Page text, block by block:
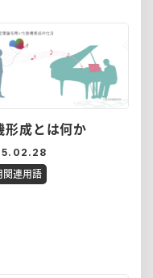
形成とは何か
関連用語